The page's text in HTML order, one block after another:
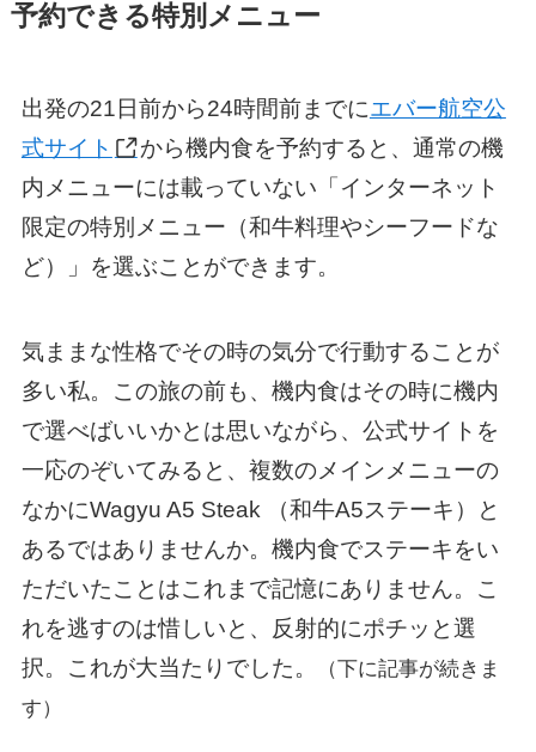
予約できる特別メニュー
出発の21日前から24時間前までにエバー航空公
式サイト
から機内食を予約すると、通常の機
内メニューには載っていない「インターネット
限定の特別メニュー（和牛料理やシーフードな
ど）」を選ぶことができます。
気ままな性格でその時の気分で行動することが
多い私。この旅の前も、機内食はその時に機内
で選べばいいかとは思いながら、公式サイトを
一応のぞいてみると、複数のメインメニューの
なかにWagyu A5 Steak （和牛A5ステーキ）と
あるではありませんか。機内食でステーキをい
ただいたことはこれまで記憶にありません。こ
れを逃すのは惜しいと、反射的にポチッと選
択。これが大当たりでした。
（下に記事が続きま
す）